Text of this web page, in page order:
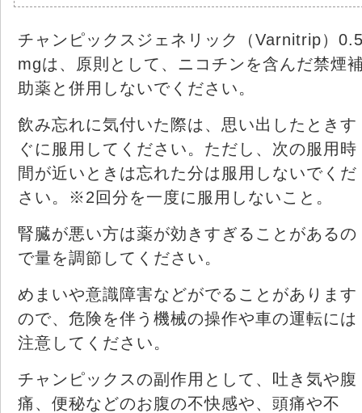
チャンピックスジェネリック（Varnitrip）
mgは、原則として、ニコチンを含んだ禁煙
助薬と併用しないでください。
飲み忘れに気付いた際は、思い出したときす
ぐに服用してください。ただし、次の服用時
間が近いときは忘れた分は服用しないでくだ
さい。※2回分を一度に服用しないこと。
腎臓が悪い方は薬が効きすぎることがあるの
で量を調節してください。
めまいや意識障害などがでることがあります
ので、危険を伴う機械の操作や車の運転には
注意してください。
チャンピックスの副作用として、吐き気や腹
痛、便秘などのお腹の不快感や、頭痛や不